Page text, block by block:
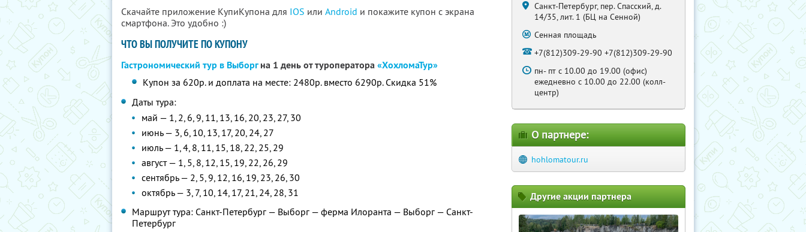
Скачайте приложение КупиКупона для IOS или Android и покажите купон с экрана
смартфона. Это удобно :)
ЧТО ВЫ ПОЛУЧИТЕ ПО КУПОНУ
Гастрономический тур в Выборгна 1 день от туроператора«ХохломаТур»
Купон за 620р. и доплата на месте: 2480р. вместо 6290р. Скидка 51%
Даты тура:
май — 1, 2, 6, 9, 11, 13, 16, 20, 23, 27, 30
июнь — 3, 6, 10, 13, 17, 20, 24, 27
июль — 1, 4, 8, 11, 15, 18, 22, 25, 29
август — 1, 5, 8, 12, 15, 19, 22, 26, 29
сентябрь — 2, 5, 9, 12, 16, 19, 23, 26, 30
октябрь — 3, 7, 10, 14, 17, 21, 24, 28, 31
Маршрут тура: Санкт-Петербург — Выборг — ферма Илоранта — Выборг — Санкт-
Петербург
Санкт-Петербург, пер. Спасский, д.
14/35, лит. 1 (БЦ на Сенной)
Сенная площадь
+7(812)309-29-90 +7(812)309-29-90
пн- пт с 10.00 до 19.00 (офис)
ежедневно с 10.00 до 22.00 (колл-
центр)
О партнере:
hohlomatour.ru
Другие акции партнера